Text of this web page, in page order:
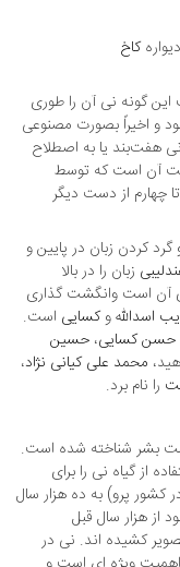
کاخ
گونه نی آن را طوری
و اخیراً بصورت مصنوعی
هفت‌بند یا به اصطلاح
در پشت آن است که توسط
چهارم از دست دیگر
گرد کردن زبان در پایین و
زبان را در بالا
آن است وانگشت گذاری
اسداللهوکسایی است.
حسن کسایی، حسین
محمد علی کیانی نژاد،
را نام برد.
بشر شناخته شده است.
از گیاه نی را برای
کشور پرو) به ده هزار سال
از هزار سال قبل
کشیده اند. نی در